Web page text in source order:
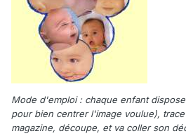
Mode d'emploi : chaque enfant
pour bien centrer l'image voulue),
magazine, découpe, et va coller son